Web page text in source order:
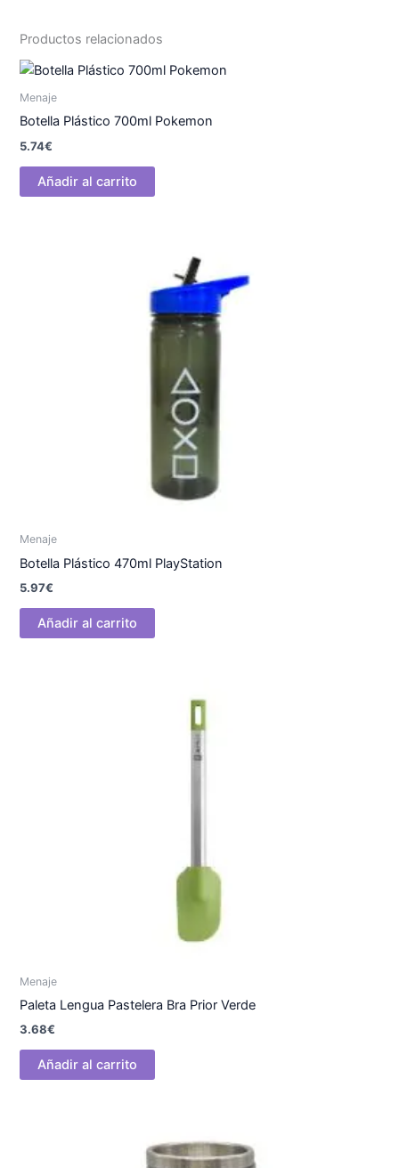
Productos relacionados
Menaje
Botella Plástico 700ml Pokemon
5.74€
Añadir al carrito
Menaje
Botella Plástico 470ml PlayStation
5.97€
Añadir al carrito
Menaje
Paleta Lengua Pastelera Bra Prior Verde
3.68€
Añadir al carrito